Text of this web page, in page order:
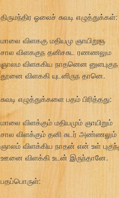
திருமந்திர ஓலைச் சுவடி எழுத்துக்கள்:
மாலை விளககு மதியமு ஞாயிறுஞ
சால விளககுந தனிசசுட ரணணலும
ஞாலம விளககிய நாதனென னுளபுகுந
தூனை விளககி யுடனிருந தானெ.
சுவடி எழுத்துக்களை பதம் பிரித்தது:
மாலை விளக்கும் மதியமும் ஞாயிறும்
சால விளக்கும் தனி சுடர் அண்ணலும்
ஞாலம் விளக்கிய நாதன் என் உள்
ஊனை விளக்கி உடன் இருந்தானே.
பதப்பொருள்: